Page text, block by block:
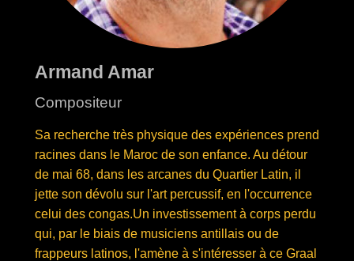
Armand Amar
Compositeur
Sa recherche très physique des expériences prend
racines dans le Maroc de son enfance. Au détour
de mai 68, dans les arcanes du Quartier Latin, il
jette son dévolu sur l'art percussif, en l'occurrence
celui des congas.Un investissement à corps perdu
qui, par le biais de musiciens antillais ou de
frappeurs latinos, l'amène à s'intéresser à ce Graal